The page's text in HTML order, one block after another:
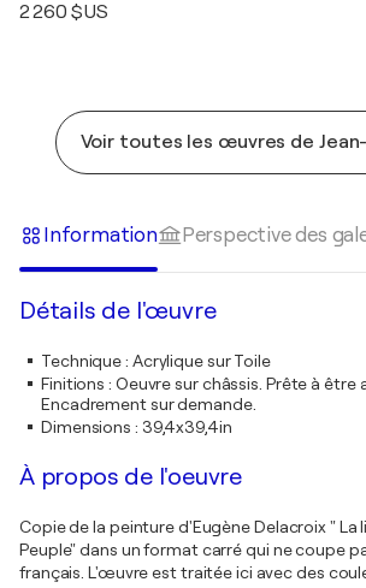
2 260 $US
Voir toutes les œuvres de
Information Perspective des
Détails de l'œuvre
Technique: Acrylique sur Toile
Finitions : Oeuvre sur châssis. Prête à être
Encadrement sur demande.
Dimensions : 39,4x39,4in
À propos de l'oeuvre
Copie de la peinture d'Eugène Delacroix "
Peuple" dans un format carré qui ne coupe
français. L'œuvre est traitée ici avec des